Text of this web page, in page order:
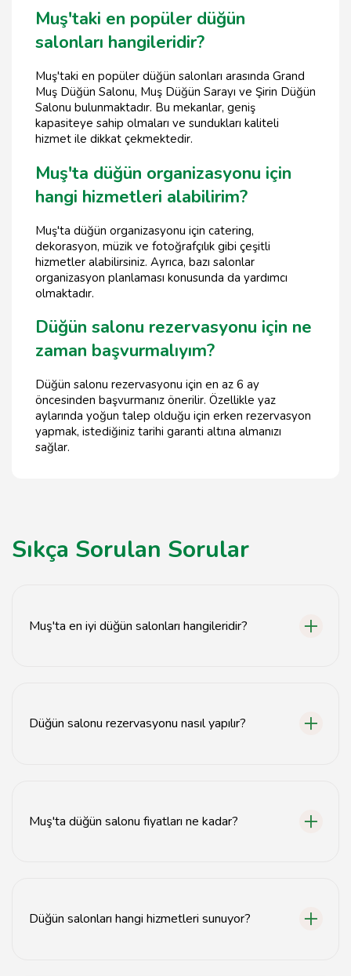
Muş'taki en popüler düğün
salonları hangileridir?
Muş'taki en popüler düğün salonları arasında Grand
Muş Düğün Salonu, Muş Düğün Sarayı ve Şirin Düğün
Salonu bulunmaktadır. Bu mekanlar, geniş
kapasiteye sahip olmaları ve sundukları kaliteli
hizmet ile dikkat çekmektedir.
Muş'ta düğün organizasyonu için
hangi hizmetleri alabilirim?
Muş'ta düğün organizasyonu için catering,
dekorasyon, müzik ve fotoğrafçılık gibi çeşitli
hizmetler alabilirsiniz. Ayrıca, bazı salonlar
organizasyon planlaması konusunda da yardımcı
olmaktadır.
Düğün salonu rezervasyonu için ne
zaman başvurmalıyım?
Düğün salonu rezervasyonu için en az 6 ay
öncesinden başvurmanız önerilir. Özellikle yaz
aylarında yoğun talep olduğu için erken rezervasyon
yapmak, istediğiniz tarihi garanti altına almanızı
sağlar.
Sıkça Sorulan Sorular
Muş'ta en iyi düğün salonları hangileridir?
Düğün salonu rezervasyonu nasıl yapılır?
Muş'ta düğün salonu fiyatları ne kadar?
Düğün salonları hangi hizmetleri sunuyor?